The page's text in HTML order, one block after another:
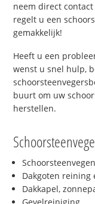
neem direct
regelt u een
gemakkelijk!
Heeft u een
wenst u snel hulp,
buurt om uw
herstellen.
Dakgoten reining
Dakkapel,